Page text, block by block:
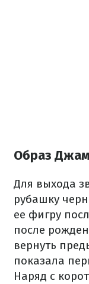
Образ
Для выхода
рубашку
ее фигру
после
вернуть
показала
Наряд с